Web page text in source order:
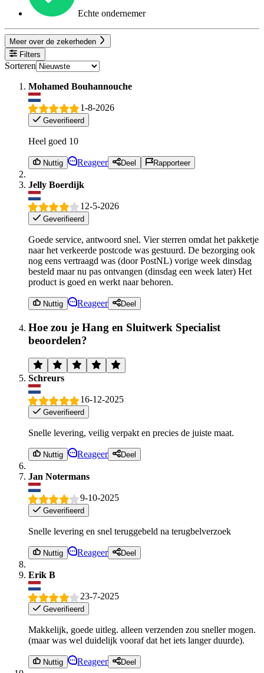
Echte ondernemer
Meer over de zekerheden
Filters
Sorteren
Mohamed Bouhannouche
1-8-2026
Geverifieerd
Heel goed 10
Nuttig Reageer Deel Rapporteer
Jelly Boerdijk
12-5-2026
Geverifieerd
Goede service, antwoord snel. Vier sterren omdat het pakketje
naar het verkeerde postcode was gestuurd. De bezorging ook
nog eens vertraagd was (door PostNL) vorige week dinsdag
besteld maar nu pas ontvangen (dinsdag een week later) Het
product is goed en werkt naar behoren.
Nuttig Reageer Deel
Hoe zou je Hang en Sluitwerk Specialist
beoordelen?
Schreurs
16-12-2025
Geverifieerd
Snelle levering, veilig verpakt en precies de juiste maat.
Nuttig Reageer Deel
Jan Notermans
9-10-2025
Geverifieerd
Snelle levering en snel teruggebeld na terugbelverzoek
Nuttig Reageer Deel
Erik B
23-7-2025
Geverifieerd
Makkelijk, goede uitleg. alleen verzenden zou sneller mogen.
(maar was wel duidelijk vooraf dat het iets langer duurde).
Nuttig Reageer Deel